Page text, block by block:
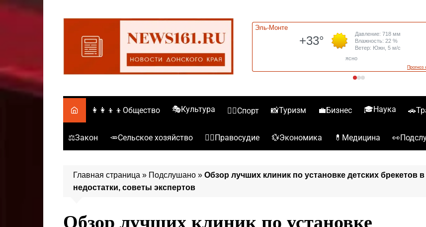
Перейти
👩‍👩‍👦‍👦Общество 🎭Культура 🏋️‍♀️Спорт 📸Туризм 💼Бизнес 🎓Наука
⚖️Закон 🥕Сельское хозяйство 👮‍♂️Правосудие 💱Экономика 💊Медицина
Главная страница » Подслушано » Обзор лучших клиник по установке детских брекетов
недостатки, советы экспертов
Обзор лучших клиник по установке